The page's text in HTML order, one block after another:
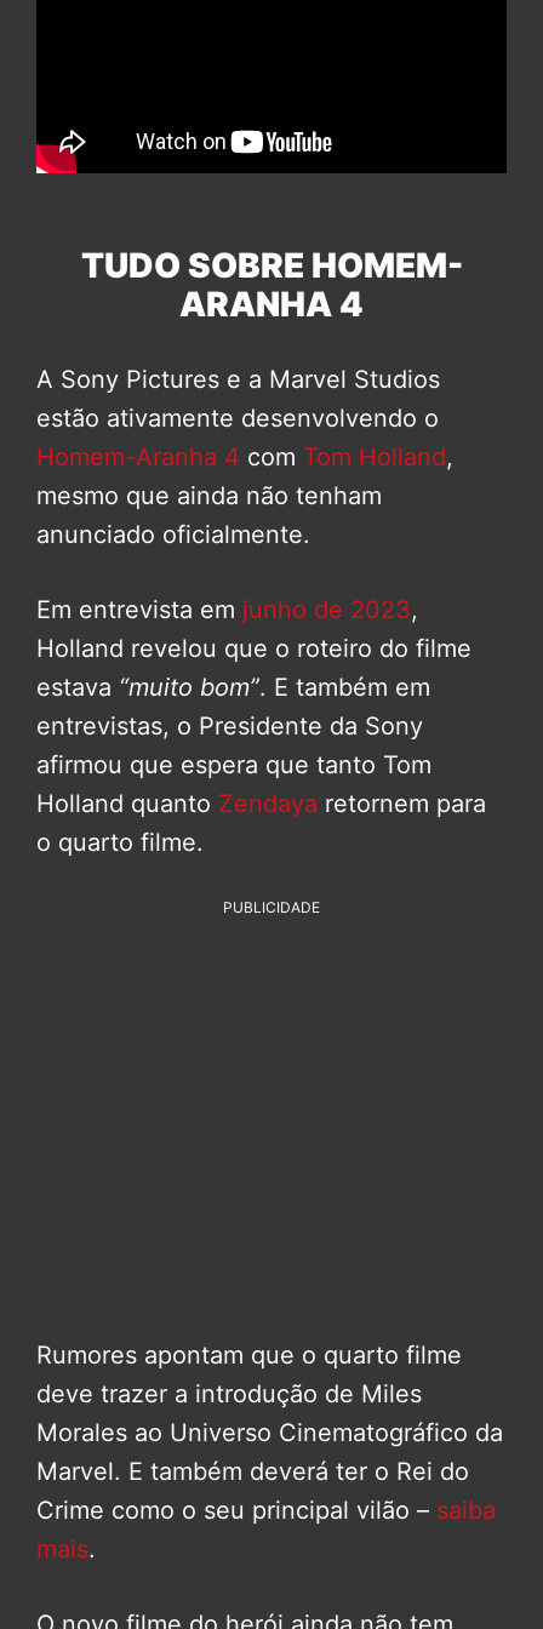
TUDO SOBRE HOMEM-
ARANHA 4
A Sony Pictures e a Marvel Studios
estão ativamente desenvolvendo o
Homem-Aranha 4 com Tom Holland,
mesmo que ainda não tenham
anunciado oficialmente.
Em entrevista em junho de 2023,
Holland revelou que o roteiro do filme
estava “muito bom”. E também em
entrevistas, o Presidente da Sony
afirmou que espera que tanto Tom
Holland quanto Zendaya retornem para
o quarto filme.
PUBLICIDADE
Rumores apontam que o quarto filme
deve trazer a introdução de Miles
Morales ao Universo Cinematográfico da
Marvel. E também deverá ter o Rei do
Crime como o seu principal vilão – saiba
mais.